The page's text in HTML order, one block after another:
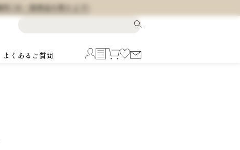
(※一部商品を除きます)
よくあるご質問